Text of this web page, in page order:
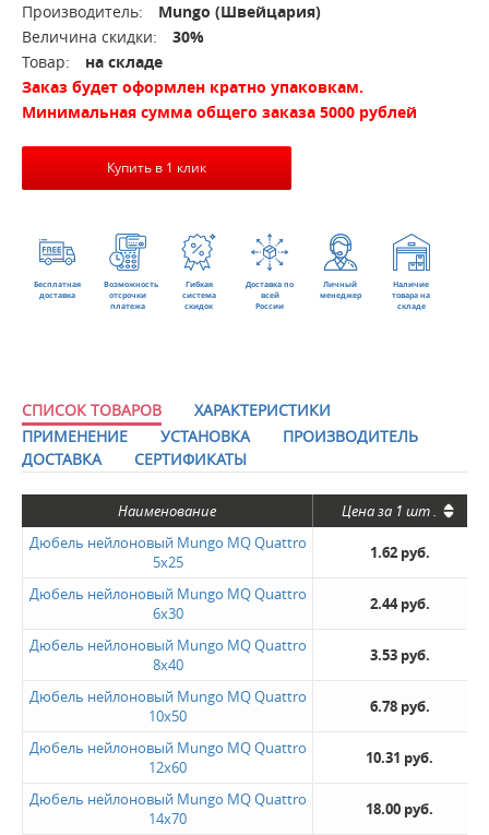
Производитель:
Mungo (Швейцария)
Величина скидки:
30%
Товар:
на складе
Заказ будет оформлен кратно упаковкам.
Минимальная сумма общего заказа 5000 рублей
Купить в 1 клик
Бесплатная
доставка
Возможность
отсрочки
платежа
Гибкая
система
скидок
Доставка по
всей
России
Личный
менеджер
Наличие
товара на
складе
СПИСОК ТОВАРОВ
ХАРАКТЕРИСТИКИ
ПРИМЕНЕНИЕ
УСТАНОВКА
ПРОИЗВОДИТЕЛЬ
ДОСТАВКА
СЕРТИФИКАТЫ
Наименование Цена за 1 шт.
Дюбель нейлоновый Mungo MQ Quattro
5x25
1.62 руб.
Дюбель нейлоновый Mungo MQ Quattro
6x30
2.44 руб.
Дюбель нейлоновый Mungo MQ Quattro
8x40
3.53 руб.
Дюбель нейлоновый Mungo MQ Quattro
10x50
6.78 руб.
Дюбель нейлоновый Mungo MQ Quattro
12x60
10.31 руб.
Дюбель нейлоновый Mungo MQ Quattro
14x70
18.00 руб.